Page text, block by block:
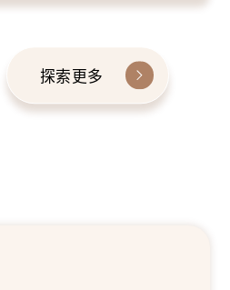
探索更多